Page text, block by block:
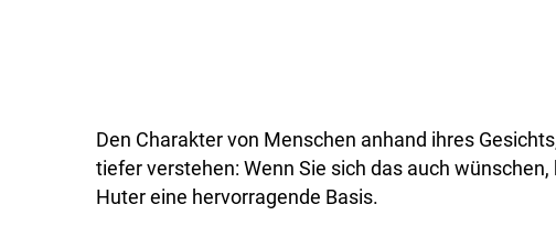
Den Charakter von Menschen anhand ihres
tiefer verstehen: Wenn Sie sich das auch
Huter eine hervorragende Basis.